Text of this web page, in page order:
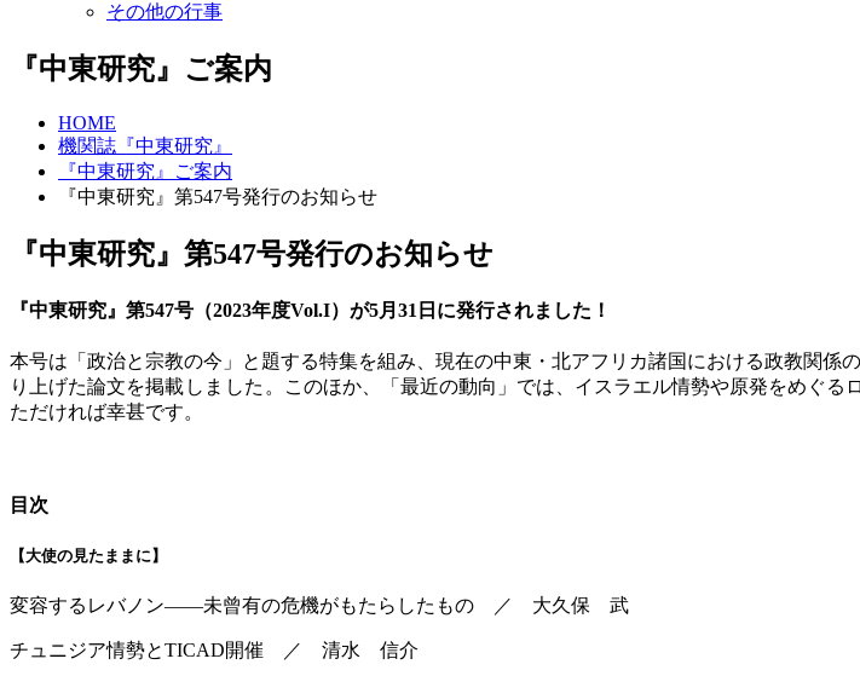
その他の行事
『中東研究』ご案内
HOME
機関誌『中東研究』
『中東研究』ご案内
『中東研究』第547号発行のお知らせ
『中東研究』第547号発行のお知らせ
『中東研究』第547号（2023年度Vol.I）が5月31日に発行されました ！
本号は「政治と宗教の今」と題する特集を組み、現在の中東・北アフリカ諸国における政教関
り上げた論文を掲載しました。 このほか、「最近の動向」では、イスラエル情勢や原発をめぐ
ただければ幸甚です。
目次
【大使の見たままに】
変容するレバノン――未曾有の危機がもたらしたもの ／ 大久保 武
チュニジア情勢とTICAD開催 ／ 清水 信介